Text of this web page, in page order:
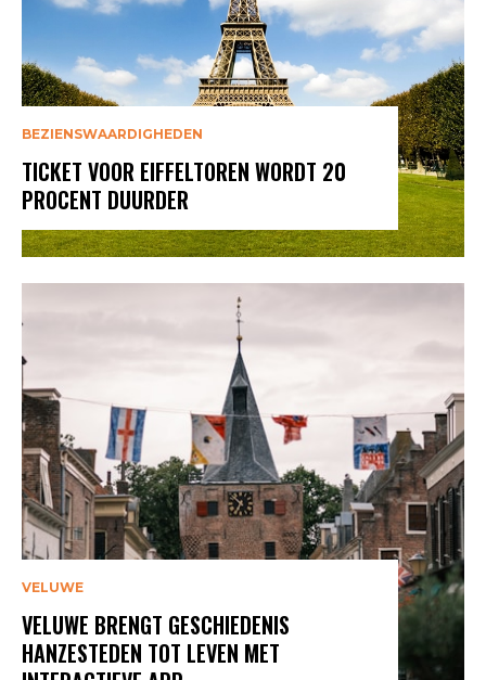
BEZIENSWAARDIGHEDEN
TICKET VOOR EIFFELTOREN WORDT 20
PROCENT DUURDER
VELUWE
VELUWE BRENGT GESCHIEDENIS
HANZESTEDEN TOT LEVEN MET